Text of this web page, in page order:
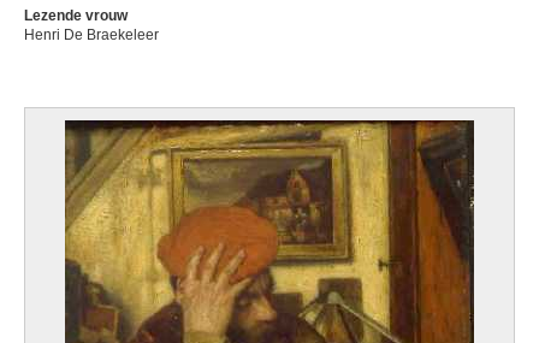
Lezende vrouw
Henri De Braekeleer